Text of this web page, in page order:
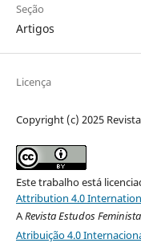
Seção
Artigos
Licença
Copyright (c) 2025
Este trabalho está
Attribution 4.0
ARevista Estudos
Atribuição 4.0